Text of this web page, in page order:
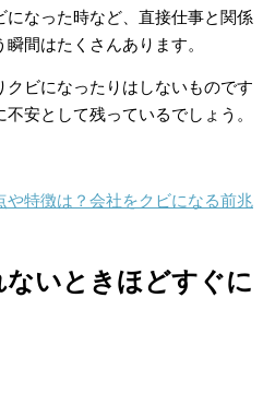
なった時など、直接仕事と関係
間はたくさんあります。
ビになったりはしないものです
安として残っているでしょう。
特徴は？会社をクビになる前兆
いときほどすぐに